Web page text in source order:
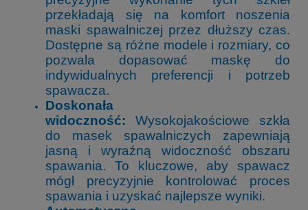
przekładają się na komfort noszenia
maski spawalniczej przez dłuższy czas.
Dostępne są różne modele i rozmiary, co
pozwala dopasować maskę do
indywidualnych preferencji i potrzeb
spawacza.
Doskonała
widoczność: Wysokojakościowe szkła
do masek spawalniczych zapewniają
jasną i wyraźną widoczność obszaru
spawania. To kluczowe, aby spawacz
mógł precyzyjnie kontrolować proces
spawania i uzyskać najlepsze wyniki.